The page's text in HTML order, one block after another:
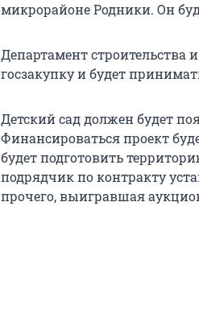
микрорайоне Родники. Он
Департамент строительства
госзакупку и будет
Детский сад должен будет
Финансироваться проект
будет подготовить
подрядчик по контракту
прочего, выигравшая